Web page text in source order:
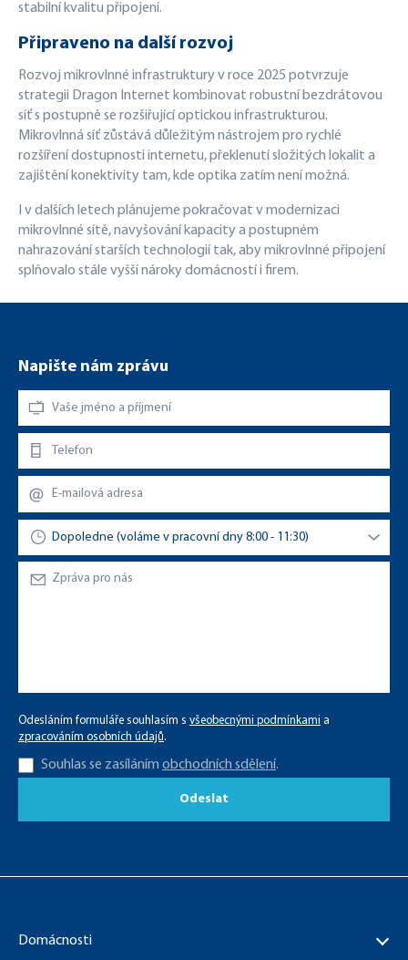
stabilní kvalitu připojení.
Připraveno na další rozvoj
Rozvoj mikrovlnné infrastruktury v roce 2025 potvrzuje
strategii Dragon Internet kombinovat robustní bezdrátovou
síť s postupně se rozšiřující optickou infrastrukturou.
Mikrovlnná síť zůstává důležitým nástrojem pro rychlé
rozšíření dostupnosti internetu, překlenutí složitých lokalit a
zajištění konektivity tam, kde optika zatím není možná.
I v dalších letech plánujeme pokračovat v modernizaci
mikrovlnné sítě, navyšování kapacity a postupném
nahrazování starších technologií tak, aby mikrovlnné připojení
splňovalo stále vyšší nároky domácností i firem.
Napište nám zprávu
Odesláním formuláře souhlasím s všeobecnými podmínkami a
zpracováním osobních údajů.
Souhlas se zasíláním obchodních sdělení.
Odeslat
Domácnosti